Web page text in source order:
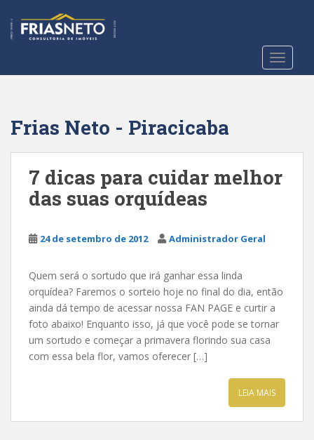
t
Frias Neto - Piracicaba
7 dicas para cuidar melhor
das suas orquídeas
24 de setembro de 2012 Administrador Geral
Quem será o sortudo que irá ganhar essa linda
orquídea? Faremos o sorteio hoje no final do dia, então
ainda dá tempo de acessar nossa FAN PAGE e curtir a
foto abaixo! Enquanto isso, já que você pode se tornar
um sortudo e começar a primavera florindo sua casa
com essa bela flor, vamos oferecer […]
LEIA MAIS